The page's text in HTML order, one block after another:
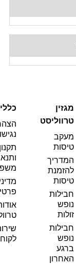
מגזין
טרווליסט
מעקב
טיסות
המדריך
להזמנת
טיסות
חבילות
נופש
זולות
חבילות
נופש
ברגע
האחרון
כללי